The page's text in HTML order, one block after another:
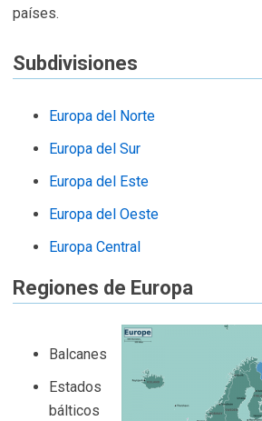
países.
Subdivisiones
Europa del Norte
Europa del Sur
Europa del Este
Europa del Oeste
Europa Central
Regiones de Europa
Balcanes
Estados
bálticos